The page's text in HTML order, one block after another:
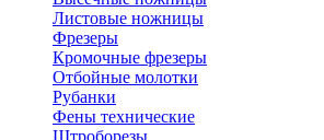
Листовые ножницы
Фрезеры
Кромочные фрезеры
Отбойные молотки
Рубанки
Фены технические
Штроборезы